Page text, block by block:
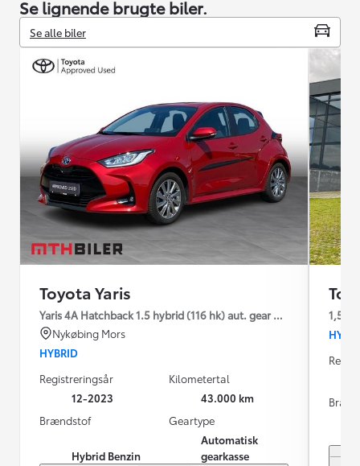
Se lignende brugte biler.
Se alle biler
Toyota Yaris
Yaris 4A Hatchback 1.5 hybrid (116 hk) aut. gear Active -
Nykøbing Mors
HYBRID
Registreringsår
12-2023
Kilometertal
43.000 km
Brændstof
Hybrid Benzin
Geartype
Automatisk
gearkasse
1,5